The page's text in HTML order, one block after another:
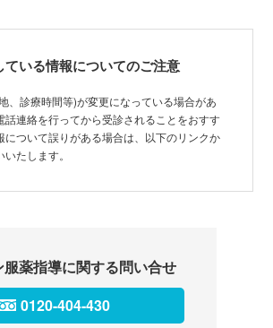
ている情報についてのご注意
、診療時間等)が変更になっている場合があ
話連絡を行ってから受診されることをおすす
について誤りがある場合は、以下のリンクか
たします。
服薬指導に関する問い合せ
0120-404-430